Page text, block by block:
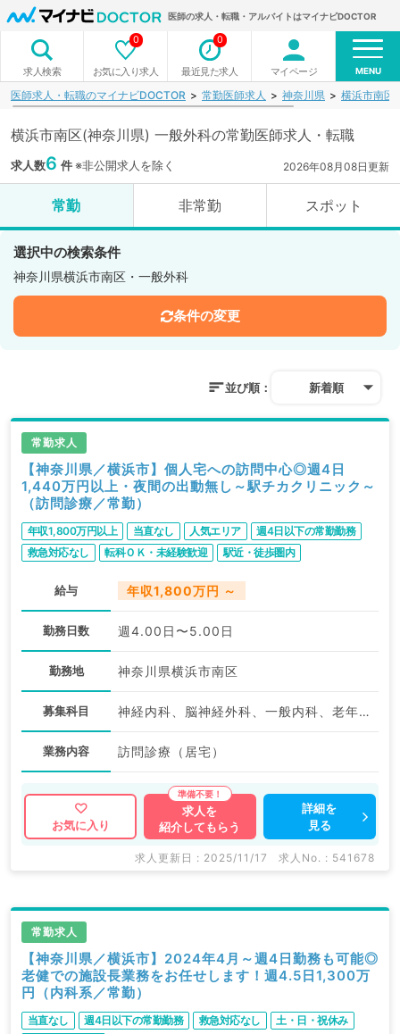
医師の求人・転職・アルバイトはマイナビDOCTOR
求人検索 お気に入り求人
0
最近見た求人
0
マイページ MENU
医師求人・転職のマイナビDOCTOR 常勤医師求人 神奈川県 横浜市南区
横浜市南区(神奈川県) 一般外科の常勤医師求人・転職
求人数6 件※非公開求人を除く 2026年08月08日更新
常勤 非常勤 スポット
選択中の検索条件
神奈川県横浜市南区・一般外科
条件の変更
並び順： 新着順
常勤求人
【神奈川県／横浜市】個人宅への訪問中心◎週4日
1,440万円以上・夜間の出動無し～駅チカクリニック～
（訪問診療／常勤）
年収1,800万円以上 当直なし 人気エリア
週4日以下の常勤勤務
救急対応なし
転科ＯＫ・未経験歓迎 駅近・徒歩圏内
給与 年収1,800万円 ～
勤務日数 週4.00日〜5.00日
勤務地 神奈川県横浜市南区
募集科目 神経内科、脳神経外科、一般内科、老年内科、外科系全般、一般外科
業務内容 訪問診療（居宅）
お気に入り
求人を
紹介してもらう
詳細を
見る
求人更新日 : 2025/11/17 求人No. : 541678
常勤求人
【神奈川県／横浜市】2024年4月～週4日勤務も可能◎
老健での施設長業務をお任せします！週4.5日1,300万
円（内科系／常勤）
当直なし 週4日以下の常勤勤務 救急対応なし
土・日・祝休み